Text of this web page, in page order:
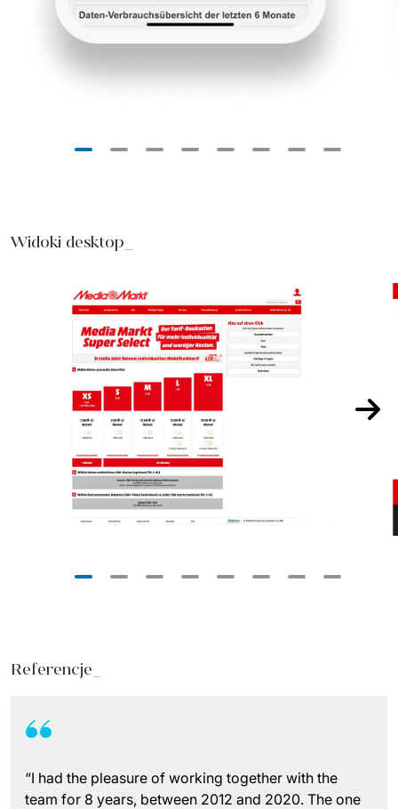
Widoki desktop_
Referencje_
“I had the pleasure of working together with the
team for 8 years, between 2012 and 2020. The one